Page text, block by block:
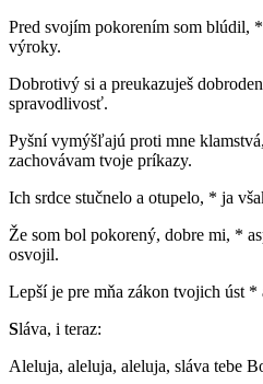
Pred svojím pokorením som blúdil,
výroky.
Dobrotivý si a preukazuješ
spravodlivosť.
Pyšní vymýšľajú proti mne
zachovávam tvoje príkazy.
Ich srdce stučnelo a otupelo, * ja
Že som bol pokorený, dobre mi, *
osvojil.
Lepší je pre mňa zákon tvojich úst *
Sláva, i teraz:
Aleluja, aleluja, aleluja, sláva tebe